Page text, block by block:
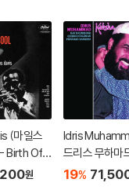
(마일스
Birth Of
원
Idris
드리스 무하마
bsha [인디고 &
19%